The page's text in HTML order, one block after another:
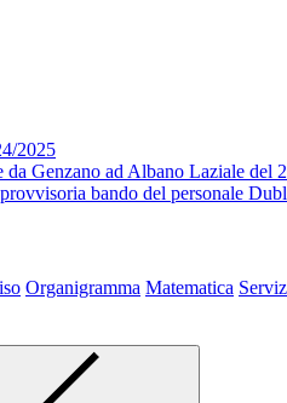
2025
Genzano ad Albano Laziale del
bando del personale
Organigramma Matematica